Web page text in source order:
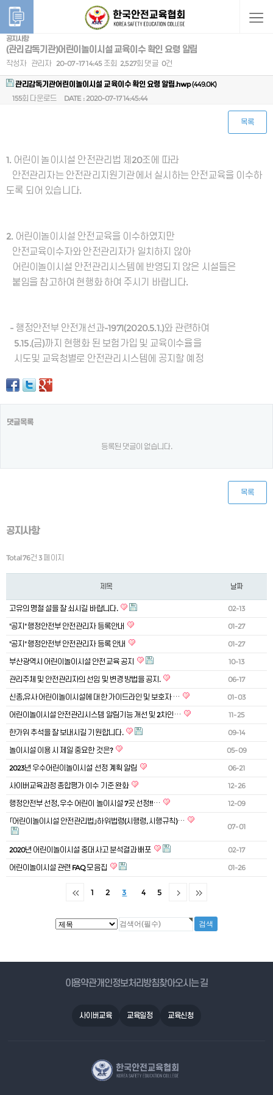
공지사항
(관리감독기관)어린이놀이시설 교육이수 확인 요령 알림
작성자 관리자 20-07-17 14:45조회 2,527회 댓글 0건
관리감독기관어린이놀이시설 교육이수 확인 요령 알림.hwp(449.0K)
155회 다운로드
DATE : 2020-07-17 14:45:44
목록
1. 어린이 놀이시설 안전관리법 제20조에 따라
안전관리자는 안전관리지원기관에서 실시하는 안전교육을 이수하
도록 되어 있습니다.
2. 어린이놀이시설 안전교육을 이수하였지만
안전교육이수자와 안전관리자가 일치하지 않아
어린이놀이시설 안전관리시스템에 반영되지 않은 시설들은
붙임을 참고하여 현행화 하여 주시기 바랍니다.
- 행정안전부 안전개선과-1971(2020.5.1.)와 관련하여
5.15.(금)까지 현행화 된 보험가입 및 교육이수율을
시도및 교육청별로 안전관리시스템에 공지할 예정
댓글목록
등록된 댓글이 없습니다.
목록
공지사항
Total 76건 3 페이지
제목 날짜
고유의 명절 설을 잘 쇠시길 바랍니다.
02-13
"공지" 행정안전부 안전관리자 등록안내
01-27
"공지" 행정안전부 안전관리자 등록 안내
01-27
부산광역시 어린이놀이시설 안전교육 공지
10-13
관리주체 및 안전관리자의 선임 및 변경 방법을 공지.
06-17
신종,유사 어린이놀이시설에 대한 가이드라인 및 보호자 …
01-03
어린이놀이시설 안전관리시스템 알림기능 개선 및 2차인…
11-25
한가위 추석을 잘 보내시길 기원합니다.
09-14
놀이시설 이용 시 제일 중요한 것은?
05-09
2023년 우수어린이놀이시설 선정 계획 알림
06-21
사이버교육과정 종합평가 이수 기준 완화
12-26
행정안전부 선정, 우수 어린이 놀이시설 7곳 선정!!…
12-09
「어린이놀이시설 안전관리법」하위법령(시행령, 시행규칙)…
07-01
2020년 어린이놀이시설 중대사고 분석결과 배포
02-17
어린이놀이시설 관련 FAQ 모음집
01-26
1 2 3 4 5
이용약관개인정보처리방침찾아오시는 길
사이버교육 교육일정 교육신청